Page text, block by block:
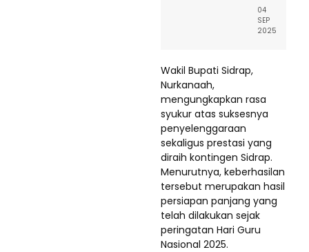
04
SEP
2025
Wakil Bupati Sidrap,
Nurkanaah,
mengungkapkan rasa
syukur atas suksesnya
penyelenggaraan
sekaligus prestasi yang
diraih kontingen Sidrap.
Menurutnya, keberhasilan
tersebut merupakan hasil
persiapan panjang yang
telah dilakukan sejak
peringatan Hari Guru
Nasional 2025.